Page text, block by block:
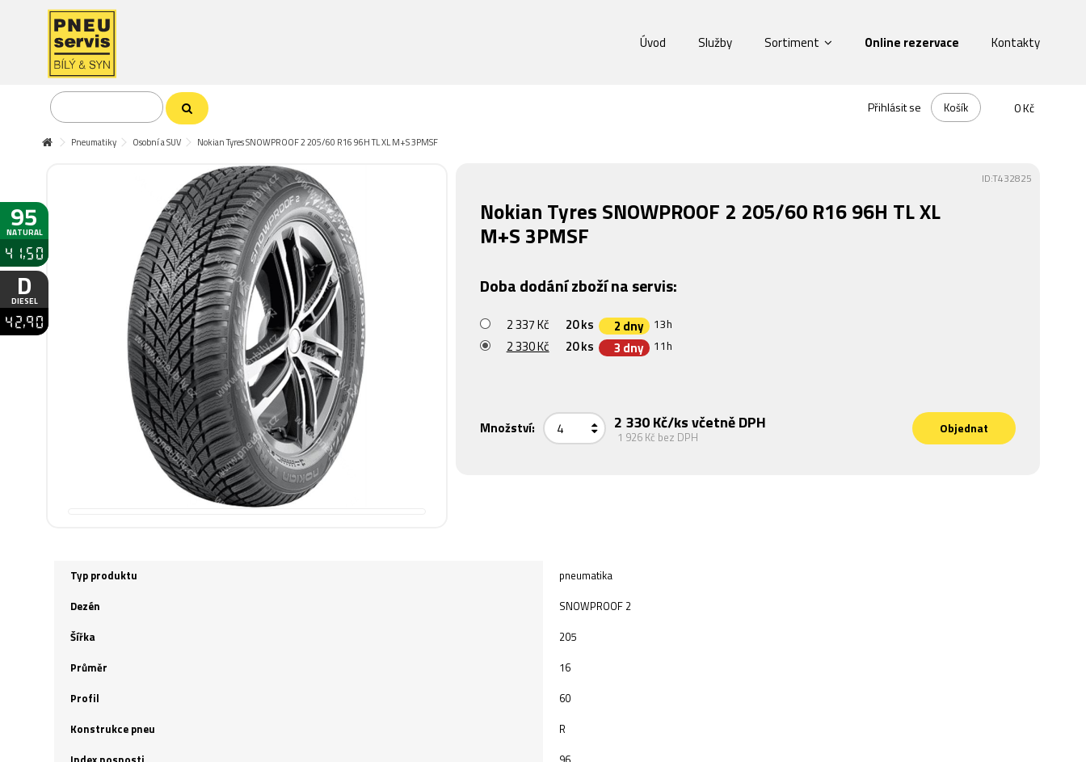
95
NATURAL
41,50
D
DIESEL
42,90
Úvod Služby Sortiment Online rezervace Kontakty
0 Kč
Košík
Přihlásit se
Pneumatiky Osobní a SUV Nokian Tyres SNOWPROOF 2 205/60 R16 96H TL XL M+S 3PMSF
ID:T432825
Nokian Tyres SNOWPROOF 2 205/60 R16 96H TL XL
M+S 3PMSF
Doba dodání zboží na servis:
2 337 Kč 20 ks 2 dny 13h
2 330 Kč 20 ks 3 dny 11h
Množství: 2 330 Kč/ks včetně DPH
1 926 Kč bez DPH
Objednat
Typ produktu
pneumatika
Dezén
SNOWPROOF 2
Šířka
205
Průměr
16
Profil
60
Konstrukce pneu
R